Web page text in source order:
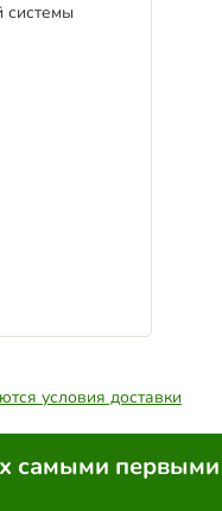
системы
условия доставки
самыми первыми